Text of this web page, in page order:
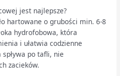
jest najlepsze?
hartowane o grubości min. 6-8
hydrofobowa, która
i ułatwia codzienne
po tafli, nie
zacieków.